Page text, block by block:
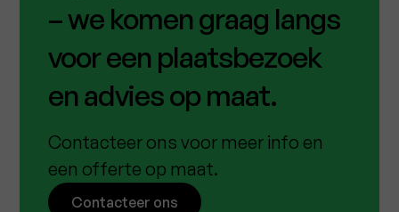
– we komen graag langs
voor een plaatsbezoek
en advies op maat.
Contacteer ons voor meer info en
een offerte op maat.
Contacteer ons